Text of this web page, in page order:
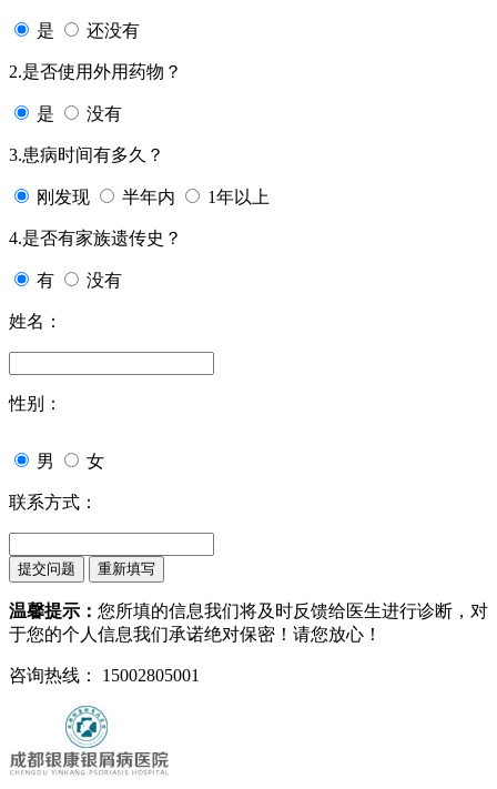
是 还没有
2.是否使用外用药物？
是 没有
3.患病时间有多久？
刚发现 半年内 1年以上
4.是否有家族遗传史？
有 没有
姓名：
性别：
男 女
联系方式：
温馨提示： 您所填的信息我们将及时反馈给医生进行诊断，对
于您的个人信息我们承诺绝对保密！请您放心！
咨询热线： 15002805001